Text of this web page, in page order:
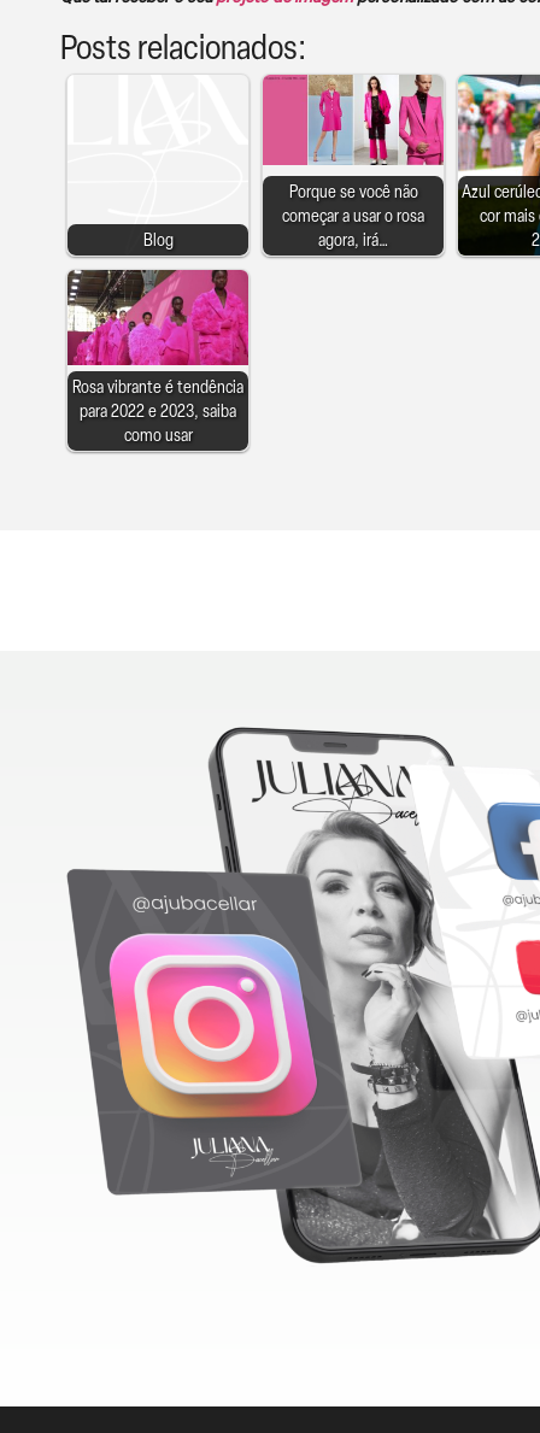
Posts relacionados:
Blog
Porque se você não
começar a usar o rosa
agora, irá…
Azul
cor mais
Rosa vibrante é tendência
para 2022 e 2023, saiba
como usar